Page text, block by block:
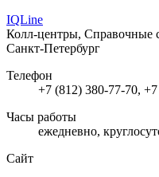
IQLine
Колл-центры, Справочные
Санкт-Петербург
Телефон
+7 (812) 380-77-70,
Часы работы
ежедневно,
Сайт